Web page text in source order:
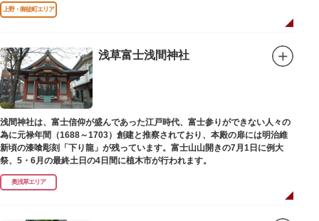
上野・御徒町エリア
浅草富士浅間神社
浅間神社は、富士信仰が盛んであった江戸時代、富士参りができない人々の
為に元禄年間（1688～1703）創建と推察されており、本殿の扉には明治維
新頃の漆喰彫刻「下り龍」が残っています。富士山山開きの7月1日に例大
祭、5・6月の最終土日の4日間に植木市が行われます。
奥浅草エリア